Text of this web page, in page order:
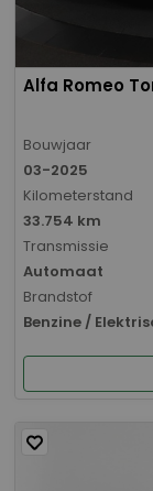
Alfa Romeo
Bouwjaar
03-2025
Kilometerstand
33.754 km
Transmissie
Automaat
Brandstof
Benzine /